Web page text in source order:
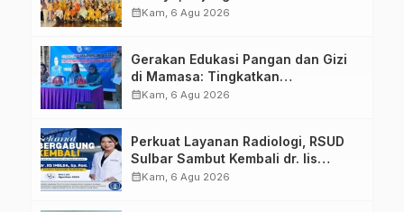
Sulawesi Barat Perkuat Kolaborasi
calendar_monthKam, 6 Agu 2026
Gerakan Edukasi Pangan dan Gizi
di Mamasa: Tingkatkan
Pengetahuan dan Keterampilan
calendar_monthKam, 6 Agu 2026
Perkuat Layanan Radiologi, RSUD
Sulbar Sambut Kembali dr. Iis
Imelda, Sp.Rad
calendar_monthKam, 6 Agu 2026